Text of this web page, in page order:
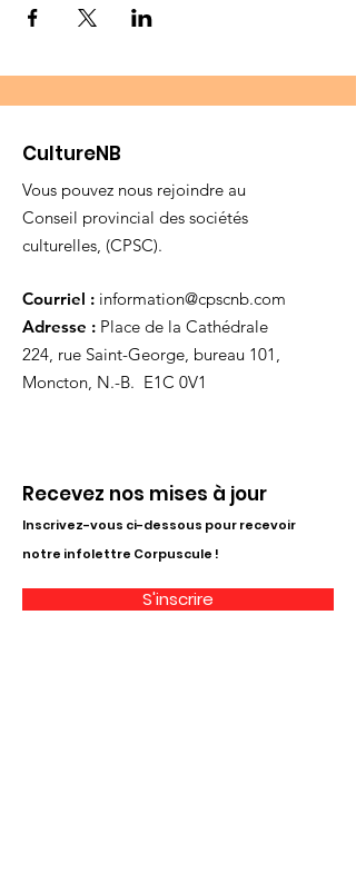
CultureNB
Vous pouvez nous rejoindre au
Conseil provincial des sociétés
culturelles, (CPSC).
Courriel : information@cpscnb.com
Adresse : Place de la Cathédrale
224, rue Saint-George, bureau 101,
Moncton, N.-B. E1C 0V1
Recevez nos mises à jour
Inscrivez-vous ci-dessous pour recevoir
notre infolettre Corpuscule !
S'inscrire